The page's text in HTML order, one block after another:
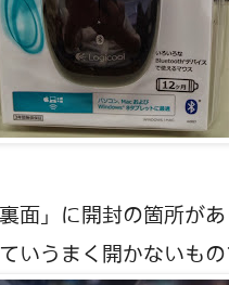
面」に開封の箇所があ
いうまく開かないも